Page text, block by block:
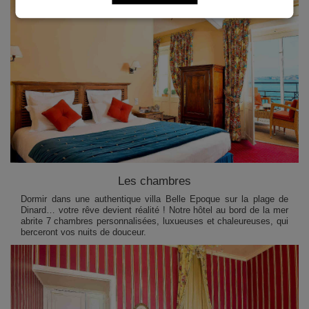
Les chambres
Dormir dans une authentique villa Belle Epoque sur la plage de
Dinard… votre rêve devient réalité ! Notre hôtel au bord de la mer
abrite 7 chambres personnalisées, luxueuses et chaleureuses, qui
berceront vos nuits de douceur.